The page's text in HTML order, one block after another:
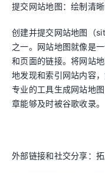
提交网站地图：绘制清
创建并提交网站地图（
之一。网站地图就像是
和页面的链接。将网站
地发现和索引网站内容
专业的工具生成网站地
章能够及时被谷歌收录。
外部链接和社交分享：